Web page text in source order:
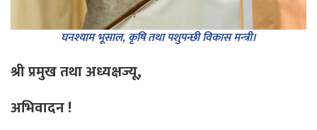
घनश्याम भूसाल, कृषि तथा पशुपन्छी विकास मन्‍त्री।
श्री प्रमुख तथा अध्यक्षज्यू,
अभिवादन !